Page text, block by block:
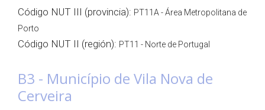
Código NUT III (provincia): PT11A - Área Metropolitana de
Porto
Código NUT II (región): PT11 - Norte de Portugal
B3 - Município de Vila Nova de
Cerveira